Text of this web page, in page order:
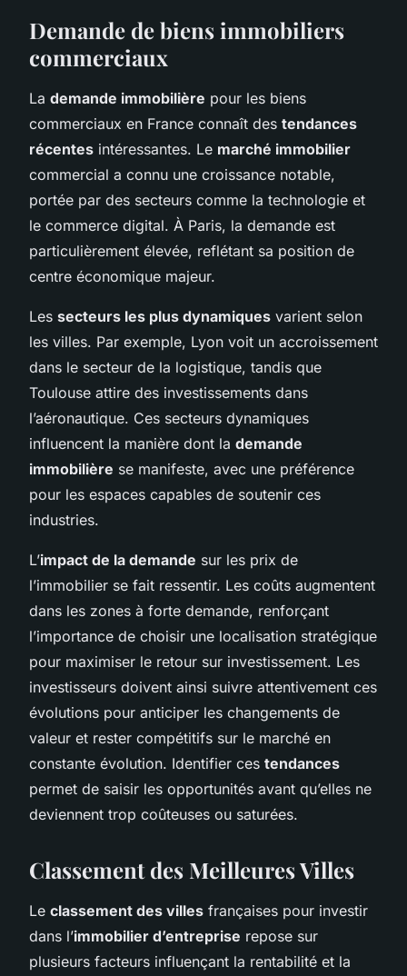
Demande de biens immobiliers
commerciaux
La demande immobilière pour les biens
commerciaux en France connaît des tendances
récentes intéressantes. Le marché immobilier
commercial a connu une croissance notable,
portée par des secteurs comme la technologie et
le commerce digital. À Paris, la demande est
particulièrement élevée, reflétant sa position de
centre économique majeur.
Les secteurs les plus dynamiques varient selon
les villes. Par exemple, Lyon voit un accroissement
dans le secteur de la logistique, tandis que
Toulouse attire des investissements dans
l’aéronautique. Ces secteurs dynamiques
influencent la manière dont la demande
immobilière se manifeste, avec une préférence
pour les espaces capables de soutenir ces
industries.
L’impact de la demande sur les prix de
l’immobilier se fait ressentir. Les coûts augmentent
dans les zones à forte demande, renforçant
l’importance de choisir une localisation stratégique
pour maximiser le retour sur investissement. Les
investisseurs doivent ainsi suivre attentivement ces
évolutions pour anticiper les changements de
valeur et rester compétitifs sur le marché en
constante évolution. Identifier ces tendances
permet de saisir les opportunités avant qu’elles ne
deviennent trop coûteuses ou saturées.
Classement des Meilleures Villes
Le classement des villes françaises pour investir
dans l’immobilier d’entreprise repose sur
plusieurs facteurs influençant la rentabilité et la